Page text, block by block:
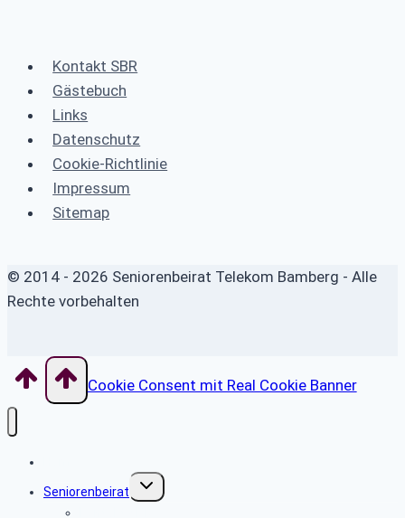
Kontakt SBR
Gästebuch
Links
Datenschutz
Cookie-Richtlinie
Impressum
Sitemap
© 2014 - 2026 Seniorenbeirat Telekom Bamberg - Alle
Rechte vorbehalten
Cookie Consent mit Real Cookie Banner
Seniorenbeirat
Untermenü
umschalten